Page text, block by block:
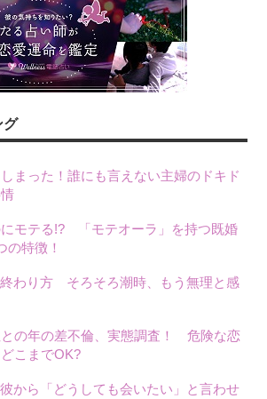
グ
まった！誰にも言えない主婦のドキド
モテる!? 「モテオーラ」を持つ既婚
の特徴！
わり方 そろそろ潮時、もう無理と感
の年の差不倫、実態調査！ 危険な恋
こまでOK?
から「どうしても会いたい」と言わせ